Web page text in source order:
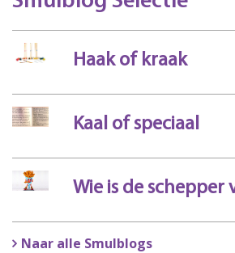
Haak of kraak
Kaal of speciaal
Wie is de schepper
Naar alle Smulblogs